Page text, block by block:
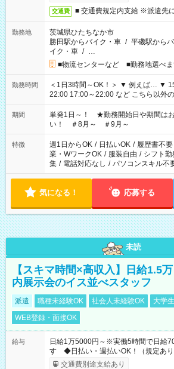
交通費 ■ 交通費規定内支給 ※派遣先
勤務地
茨城県ひたちなか市
勝田駅からバイク・車 / 平磯駅から
イク・車 / …
■物流センターなど ■勤務地選べ
勤務時間
＜1日3時間～OK！＞ ▼ 例えば… ▼ 15:00～18:00 15:00～
22:00 17:00～22:00 など こちら以外の時間もお気軽にご相談く
ださい！
期間
単発1日～！ ★勤務開始日や期間は
い！ ＃8月～ ＃9月～
特徴 週1日からOK / 日払いOK / 履歴書不要
業・WワークOK / 服装自由 / シフト勤
集 / 電話対応なし / パソコンスキル不
気になる！ 応募する
未読
【スキマ時間×高収入】日給1.5
内展示会のイス並べスタッフ
派遣 職種未経験OK 社会人未経験OK 大学
WEB登録・面接OK
給与
日給1万5000円～※実働5時間で日給
す ◆日払い・週払いOK！（規定あ
も異なります
交通費別途支給あり